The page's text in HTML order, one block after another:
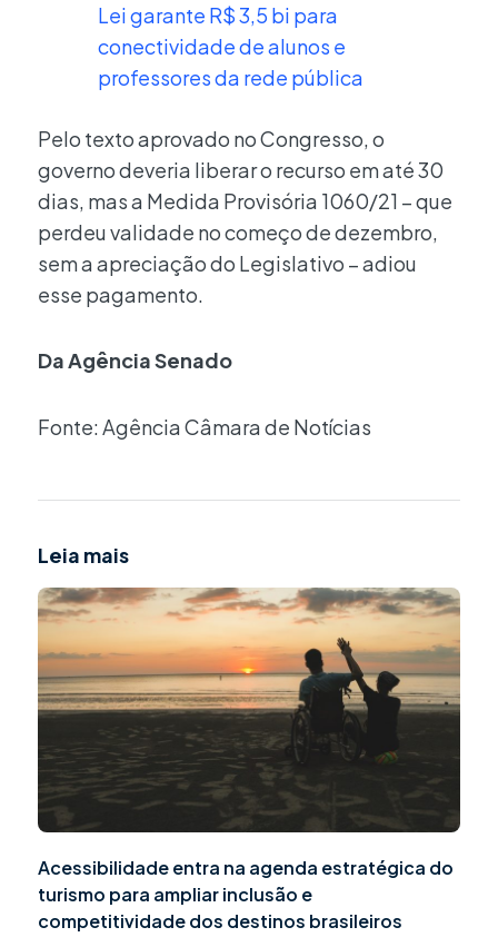
Lei garante R$ 3,5 bi para
conectividade de alunos e
professores da rede pública
Pelo texto aprovado no Congresso, o
governo deveria liberar o recurso em até 30
dias, mas a Medida Provisória 1060/21 – que
perdeu validade no começo de dezembro,
sem a apreciação do Legislativo – adiou
esse pagamento.
Da Agência Senado
Fonte: Agência Câmara de Notícias
Leia mais
Acessibilidade entra na agenda estratégica do
turismo para ampliar inclusão e
competitividade dos destinos brasileiros